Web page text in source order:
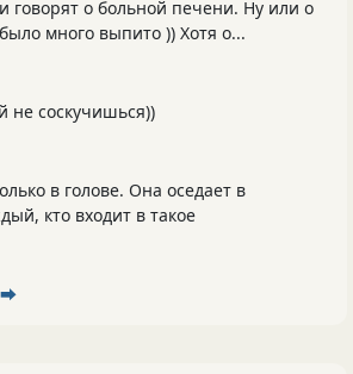
говорят о больной печени. Ну или о
много выпито )) Хотя о...
не соскучишься))
в голове. Она оседает в
кто входит в такое
⮕